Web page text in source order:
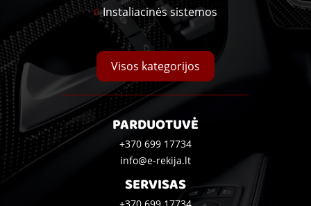
Instaliacinės sistemos
Visos kategorijos
PARDUOTUVĖ
+370 699 17734
info@e-rekija.lt
SERVISAS